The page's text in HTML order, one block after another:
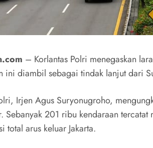
– Korlantas Polri menegaskan
ini diambil sebagai tindak lanjut dari
Irjen Agus Suryonugroho,
Sebanyak 201 ribu kendaraan
total arus keluar Jakarta.